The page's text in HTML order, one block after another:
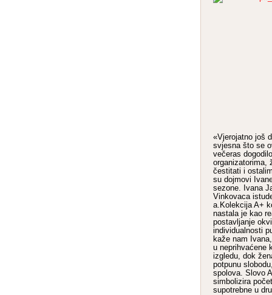
«Vjerojatno još
svjesna što se
večeras
organizatorima,
čestitati i
su dojmovi
sezone. Ivana
Vinkovaca
a.Kolekcija A+
nastala je kao
postavljanje
individualnosti
kaže nam
u neprihvaćene
izgledu, dok
potpunu
spolova. Slovo
simbolizira
supotrebne u